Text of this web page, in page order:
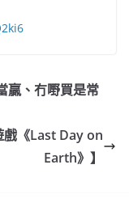
贏、冇嘢買是常
戲《Last Day on
Earth》】